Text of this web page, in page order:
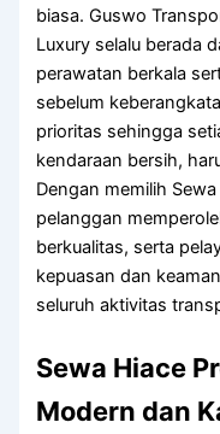
biasa. Guswo
Luxury selalu berada
perawatan berkala
sebelum
prioritas sehingga
kendaraan bersih,
Dengan memilih
pelanggan
berkualitas, serta
kepuasan dan
seluruh aktivitas
Sewa Hiace
Modern dan